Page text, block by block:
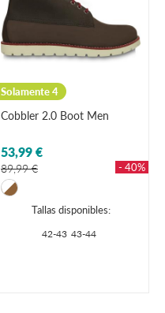
Solamente 4
Cobbler 2.0 Boot Men
53,99 €
89,99 € - 40%
Tallas disponibles:
42-43 43-44